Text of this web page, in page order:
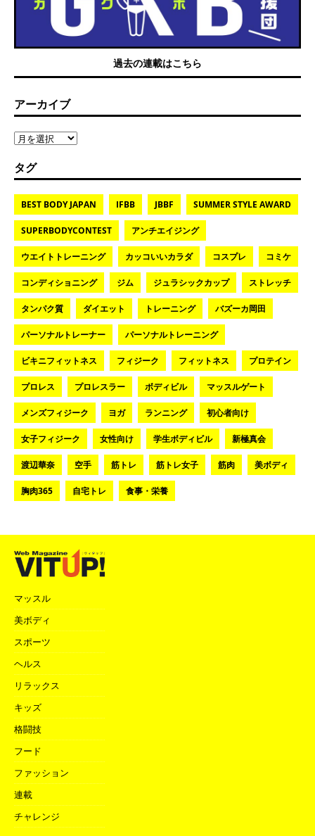
過去の連載はこちら
アーカイブ
タグ
BEST BODY JAPAN IFBB JBBF SUMMER STYLE AWARD
SUPERBODYCONTEST アンチエイジング
ウエイトトレーニング カッコいいカラダ コスプレ コミケ
コンディショニング ジム ジュラシックカップ ストレッチ
タンパク質 ダイエット トレーニング バズーカ岡田
パーソナルトレーナー パーソナルトレーニング
ビキニフィットネス フィジーク フィットネス プロテイン
プロレス プロレスラー ボディビル マッスルゲート
メンズフィジーク ヨガ ランニング 初心者向け
女子フィジーク 女性向け 学生ボディビル 新極真会
渡辺華奈 空手 筋トレ 筋トレ女子 筋肉 美ボディ
胸肉365 自宅トレ 食事・栄養
マッスル
美ボディ
スポーツ
ヘルス
リラックス
キッズ
格闘技
フード
ファッション
連載
チャレンジ